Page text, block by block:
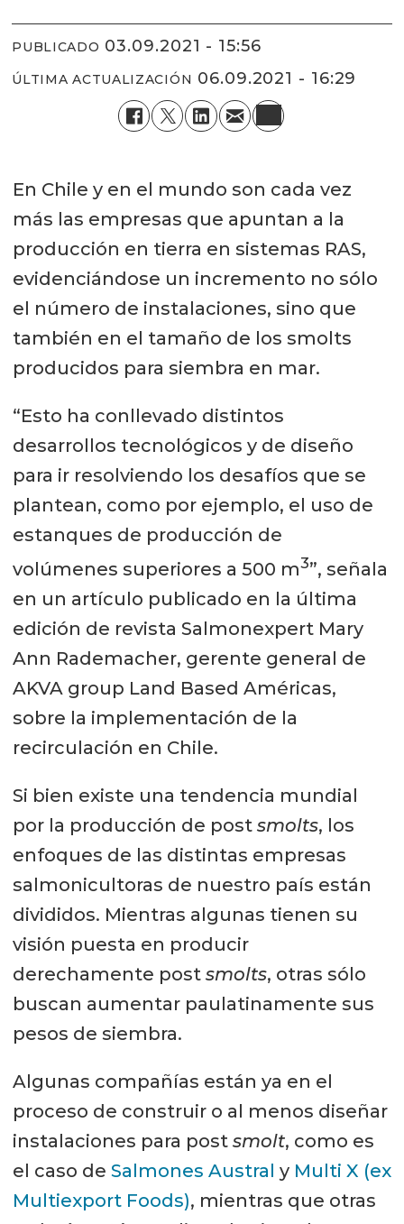
PUBLICADO 03.09.2021 - 15:56
ÚLTIMA ACTUALIZACIÓN 06.09.2021 - 16:29
En Chile y en el mundo son cada vez
más las empresas que apuntan a la
producción en tierra en sistemas RAS,
evidenciándose un incremento no sólo
el número de instalaciones, sino que
también en el tamaño de los smolts
producidos para siembra en mar.
“Esto ha conllevado distintos
desarrollos tecnológicos y de diseño
para ir resolviendo los desafíos que se
plantean, como por ejemplo, el uso de
estanques de producción de
volúmenes superiores a 500 m3”, señala
en un artículo publicado en la última
edición de revista Salmonexpert Mary
Ann Rademacher, gerente general de
AKVA group Land Based Américas,
sobre la implementación de la
recirculación en Chile.
Si bien existe una tendencia mundial
por la producción de post smolts, los
enfoques de las distintas empresas
salmonicultoras de nuestro país están
divididos. Mientras algunas tienen su
visión puesta en producir
derechamente post smolts, otras sólo
buscan aumentar paulatinamente sus
pesos de siembra.
Algunas compañías están ya en el
proceso de construir o al menos diseñar
instalaciones para post smolt, como es
el caso de Salmones Austral y Multi X (ex
Multiexport Foods), mientras que otras